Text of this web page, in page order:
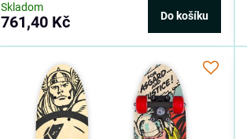
Skladom
761,40 Kč Do košíku